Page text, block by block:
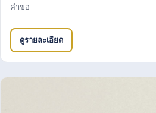
คำขอ
ดูรายละเอียด